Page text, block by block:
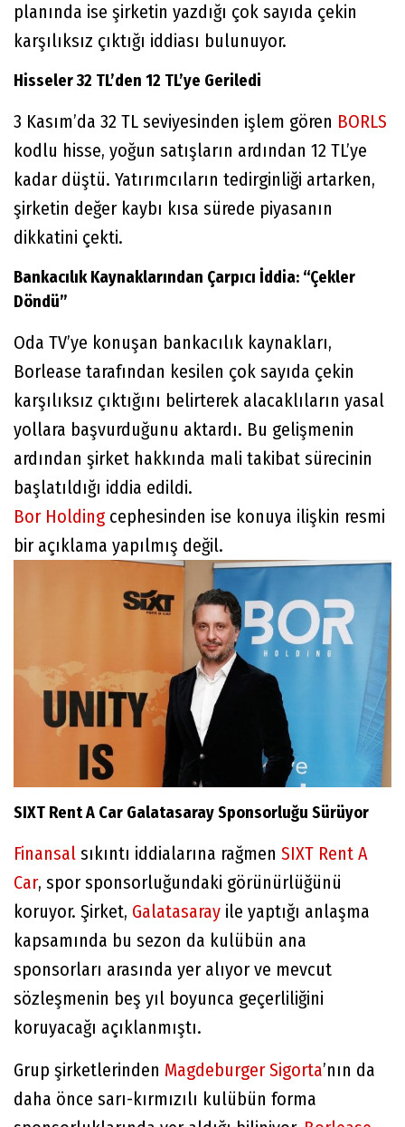
planında ise şirketin yazdığı çok sayıda çekin
karşılıksız çıktığı iddiası bulunuyor.
Hisseler 32 TL’den 12 TL’ye Geriledi
3 Kasım’da 32 TL seviyesinden işlem gören BORLS
kodlu hisse, yoğun satışların ardından 12 TL’ye
kadar düştü. Yatırımcıların tedirginliği artarken,
şirketin değer kaybı kısa sürede piyasanın
dikkatini çekti.
Bankacılık Kaynaklarından Çarpıcı İddia: “Çekler
Döndü”
Oda TV’ye konuşan bankacılık kaynakları,
Borlease tarafından kesilen çok sayıda çekin
karşılıksız çıktığını belirterek alacaklıların yasal
yollara başvurduğunu aktardı. Bu gelişmenin
ardından şirket hakkında mali takibat sürecinin
başlatıldığı iddia edildi.
Bor Holding cephesinden ise konuya ilişkin resmi
bir açıklama yapılmış değil.
SIXT Rent A Car Galatasaray Sponsorluğu Sürüyor
Finansal sıkıntı iddialarına rağmen SIXT Rent A
Car, spor sponsorluğundaki görünürlüğünü
koruyor. Şirket, Galatasaray ile yaptığı anlaşma
kapsamında bu sezon da kulübün ana
sponsorları arasında yer alıyor ve mevcut
sözleşmenin beş yıl boyunca geçerliliğini
koruyacağı açıklanmıştı.
Grup şirketlerinden Magdeburger Sigorta’nın da
daha önce sarı-kırmızılı kulübün forma